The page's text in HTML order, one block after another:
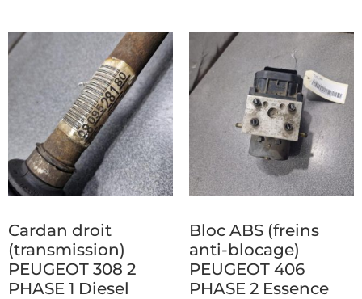
Cardan droit
(transmission)
PEUGEOT 308 2
PHASE 1 Diesel
Bloc ABS (freins
anti-blocage)
PEUGEOT 406
PHASE 2 Essence